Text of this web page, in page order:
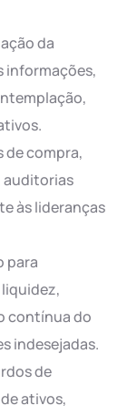
da
informações,
compra,
auditorias
às lideranças
para
contínua do
indesejadas.
de
ativos,